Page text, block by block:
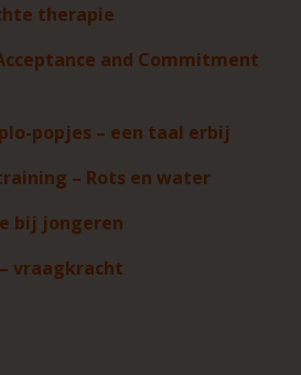
therapie
and Commitment
popjes – een taal erbij
– Rots en water
bij jongeren
vraagkracht